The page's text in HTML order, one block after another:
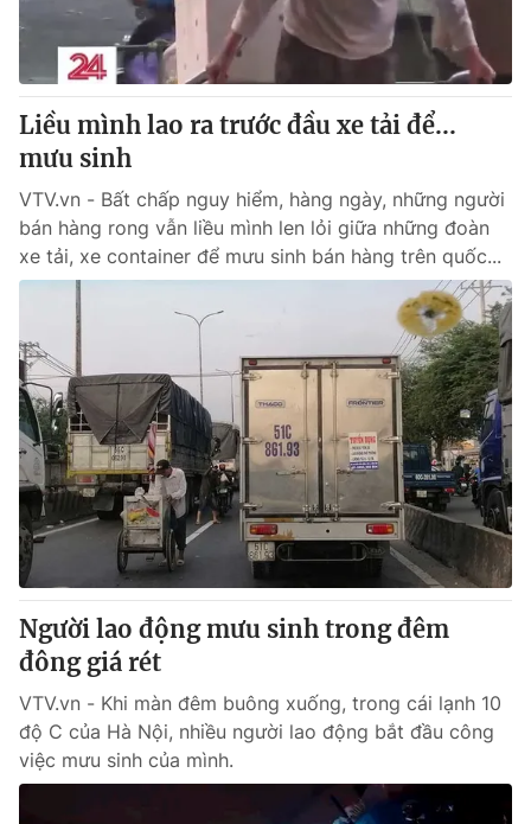
Sản phẩm
Thị trường
Tư vấn
Lịch phát sóng
Chuyên mục khác
Emagazine Podcast
Photo Infographic
Video
VTV Money VTV Thể thao
VTV Sức khoẻ Bất động sản
Thị trường 24h Tấm lòng Việt
VTV4 Vươn mình bằng AI
VTV9
Liên hệ tòa soạn
Liều mình lao ra trước đầu xe tải để...
mưu sinh
VTV.vn - Bất chấp nguy hiểm, hàng ngày, những người
bán hàng rong vẫn liều mình len lỏi giữa những đoàn
xe tải, xe container để mưu sinh bán hàng trên quốc...
Người lao động mưu sinh trong đêm
đông giá rét
VTV.vn - Khi màn đêm buông xuống, trong cái lạnh 10
độ C của Hà Nội, nhiều người lao động bắt đầu công
việc mưu sinh của mình.